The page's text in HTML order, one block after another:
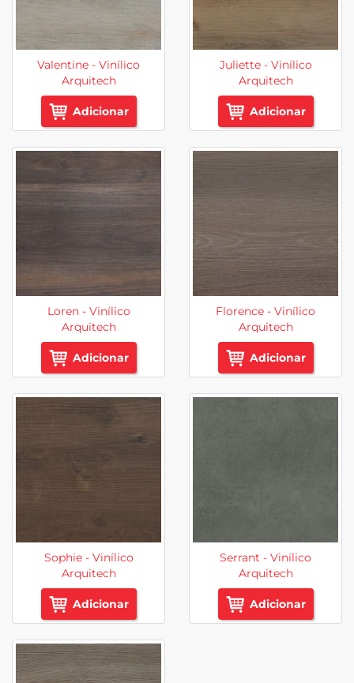
Valentine - Vinílico
Arquitech
Adicionar
Juliette - Vinílico
Arquitech
Adicionar
Loren - Vinílico
Arquitech
Adicionar
Florence - Vinílico
Arquitech
Adicionar
Sophie - Vinílico
Arquitech
Adicionar
Serrant - Vinílico
Arquitech
Adicionar